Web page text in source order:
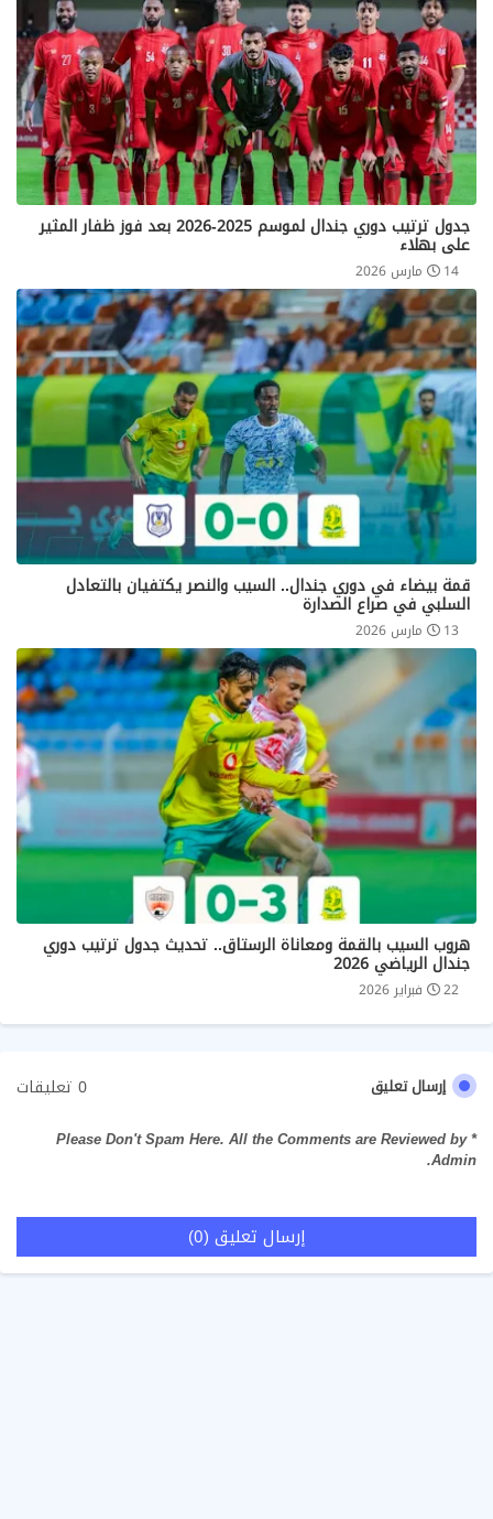
جدول ترتيب دوري جندال لموسم 2025-2026 بعد فوز ظفار المثير
على بهلاء
14 مارس 2026
قمة بيضاء في دوري جندال.. السيب والنصر يكتفيان بالتعادل
السلبي في صراع الصدارة
13 مارس 2026
هروب السيب بالقمة ومعاناة الرستاق.. تحديث جدول ترتيب دوري
جندال الرياضي 2026
22 فبراير 2026
إرسال تعليق 0 تعليقات
* Please Don't Spam Here. All the Comments are Reviewed by
Admin.
إرسال تعليق (0)